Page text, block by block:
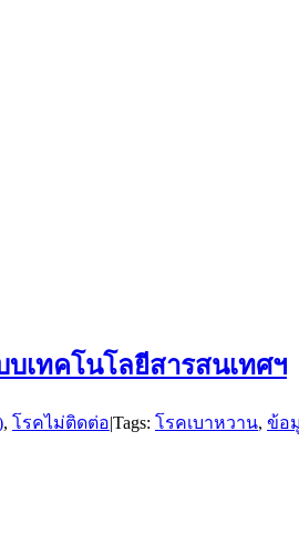
เทคโนโลยีสารสนเทศฯ
, โรคไม่ติดต่อ|Tags: โรคเบาหวาน, ข้อ